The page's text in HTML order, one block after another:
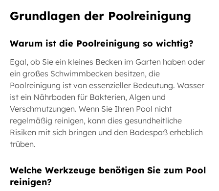
Grundlagen der Poolreinigung
Warum ist die Poolreinigung so wichtig?
Egal, ob Sie ein kleines Becken im Garten haben oder
ein großes Schwimmbecken besitzen, die
Poolreinigung ist von essenzieller Bedeutung. Wasser
ist ein Nährboden für Bakterien, Algen und
Verschmutzungen. Wenn Sie Ihren Pool nicht
regelmäßig reinigen, kann dies gesundheitliche
Risiken mit sich bringen und den Badespaß erheblich
trüben.
Welche Werkzeuge benötigen Sie zum Pool
reinigen?